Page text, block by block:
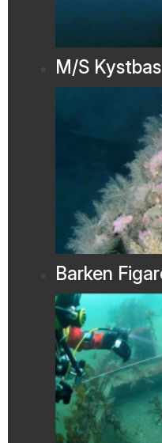
M/S
Barken